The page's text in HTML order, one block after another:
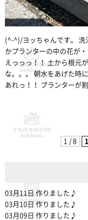
(^-^)/ヨッちゃんです。 洗
かプランターの中の花が
えっっっ！！ 土から根元
な。。。 朝水をあげた時
あれっ！！ プランターが
1 / 8 1
03月11日 作りました♪
03月10日 作りました♪
03月09日 作りました♪